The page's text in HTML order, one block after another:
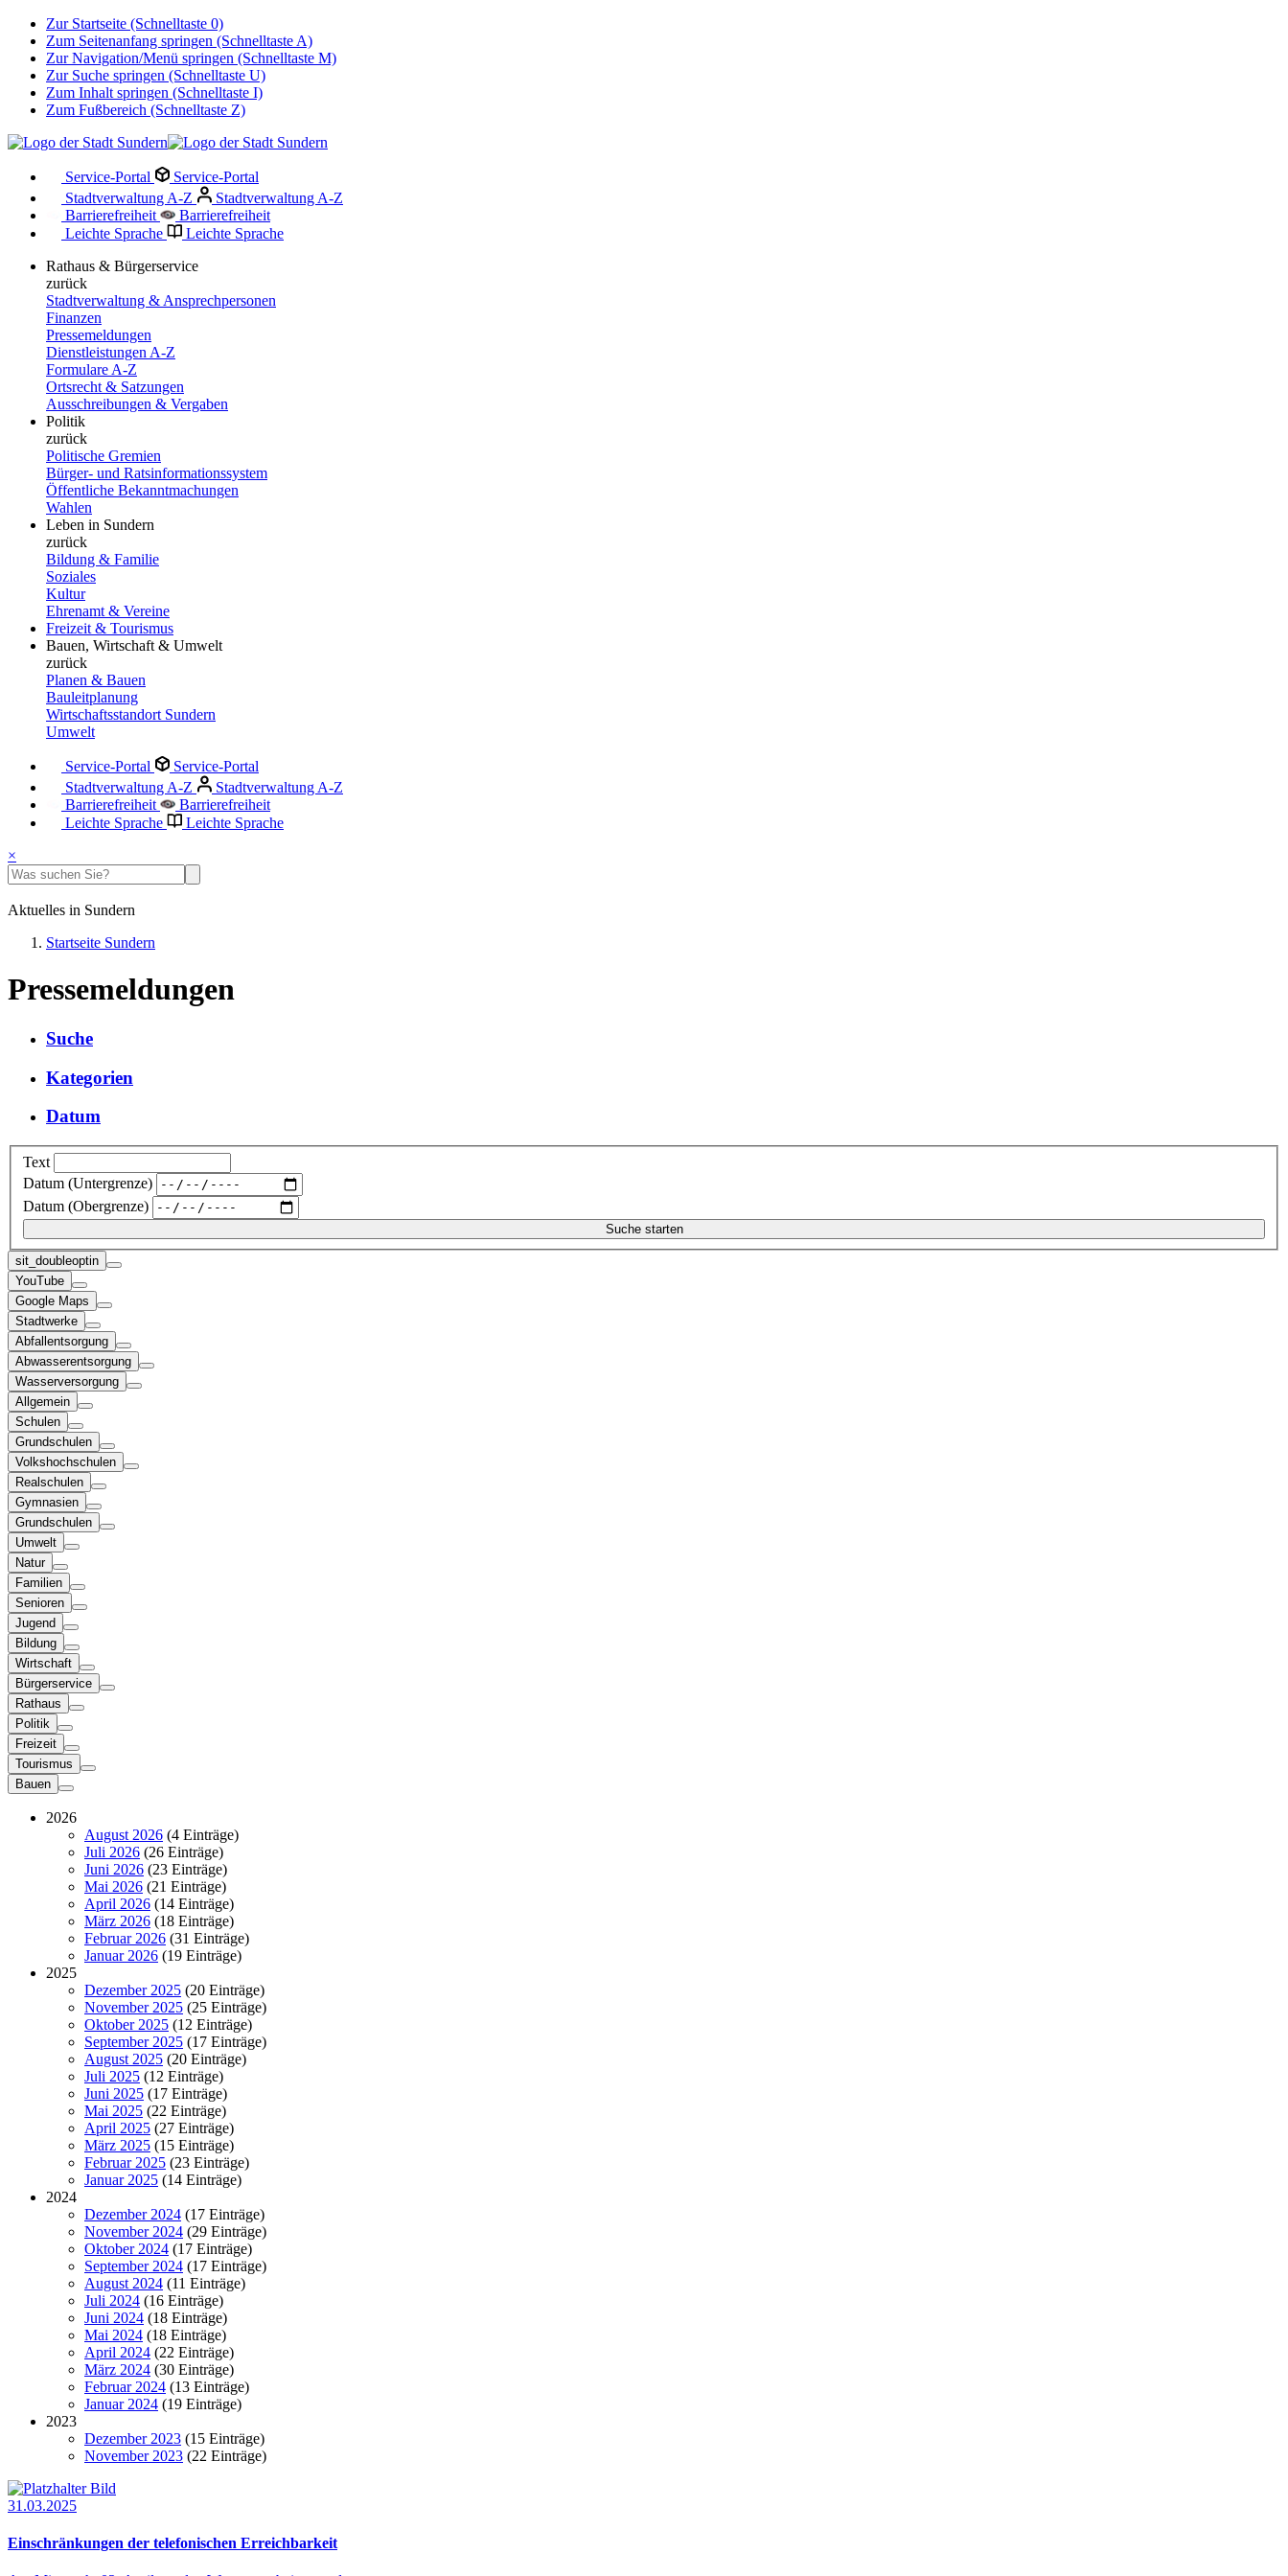
Zur Startseite (Schnelltaste 0)
Zum Seitenanfang springen (Schnelltaste A)
Zur Navigation/Menü springen (Schnelltaste M)
Zur Suche springen (Schnelltaste U)
Zum Inhalt springen (Schnelltaste I)
Zum Fußbereich (Schnelltaste Z)
Service-Portal
Service-Portal
Stadtverwaltung A-Z
Stadtverwaltung A-Z
Barrierefreiheit
Barrierefreiheit
Leichte Sprache
Leichte Sprache
Rathaus & Bürgerservice
zurück
Stadtverwaltung & Ansprechpersonen
Finanzen
Pressemeldungen
Dienstleistungen A-Z
Formulare A-Z
Ortsrecht & Satzungen
Ausschreibungen & Vergaben
Politik
zurück
Politische Gremien
Bürger- und Ratsinformationssystem
Öffentliche Bekanntmachungen
Wahlen
Leben in Sundern
zurück
Bildung & Familie
Soziales
Kultur
Ehrenamt & Vereine
Freizeit & Tourismus
Bauen, Wirtschaft & Umwelt
zurück
Planen & Bauen
Bauleitplanung
Wirtschaftsstandort Sundern
Umwelt
Service-Portal
Service-Portal
Stadtverwaltung A-Z
Stadtverwaltung A-Z
Barrierefreiheit
Barrierefreiheit
Leichte Sprache
Leichte Sprache
×
Aktuelles in Sundern
Startseite Sundern
Pressemeldungen
Suche
Kategorien
Datum
Text
Datum (Untergrenze)
Datum (Obergrenze)
sit_doubleoptin
YouTube
Google Maps
Stadtwerke
Abfallentsorgung
Abwasserentsorgung
Wasserversorgung
Allgemein
Schulen
Grundschulen
Volkshochschulen
Realschulen
Gymnasien
Grundschulen
Umwelt
Natur
Familien
Senioren
Jugend
Bildung
Wirtschaft
Bürgerservice
Rathaus
Politik
Freizeit
Tourismus
Bauen
2026
August 2026 (4 Einträge)
Juli 2026 (26 Einträge)
Juni 2026 (23 Einträge)
Mai 2026 (21 Einträge)
April 2026 (14 Einträge)
März 2026 (18 Einträge)
Februar 2026 (31 Einträge)
Januar 2026 (19 Einträge)
2025
Dezember 2025 (20 Einträge)
November 2025 (25 Einträge)
Oktober 2025 (12 Einträge)
September 2025 (17 Einträge)
August 2025 (20 Einträge)
Juli 2025 (12 Einträge)
Juni 2025 (17 Einträge)
Mai 2025 (22 Einträge)
April 2025 (27 Einträge)
März 2025 (15 Einträge)
Februar 2025 (23 Einträge)
Januar 2025 (14 Einträge)
2024
Dezember 2024 (17 Einträge)
November 2024 (29 Einträge)
Oktober 2024 (17 Einträge)
September 2024 (17 Einträge)
August 2024 (11 Einträge)
Juli 2024 (16 Einträge)
Juni 2024 (18 Einträge)
Mai 2024 (18 Einträge)
April 2024 (22 Einträge)
März 2024 (30 Einträge)
Februar 2024 (13 Einträge)
Januar 2024 (19 Einträge)
2023
Dezember 2023 (15 Einträge)
November 2023 (22 Einträge)
31.03.2025
Einschränkungen der telefonischen Erreichbarkeit